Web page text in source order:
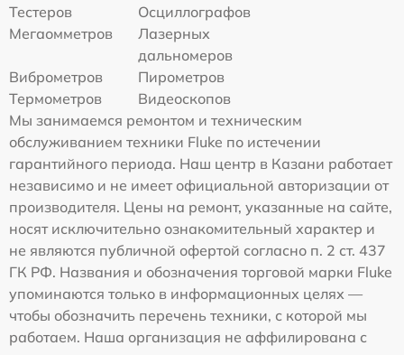
Тестеров
Осциллографов
Мегаомметров
Лазерных
дальномеров
Виброметров
Пирометров
Термометров
Видеоскопов
Мы занимаемся ремонтом и техническим
обслуживанием техники Fluke по истечении
гарантийного периода. Наш центр в Казани работает
независимо и не имеет официальной авторизации от
производителя. Цены на ремонт, указанные на сайте,
носят исключительно ознакомительный характер и
не являются публичной офертой согласно п. 2 ст. 437
ГК РФ. Названия и обозначения торговой марки Fluke
упоминаются только в информационных целях —
чтобы обозначить перечень техники, с которой мы
работаем. Наша организация не аффилирована с